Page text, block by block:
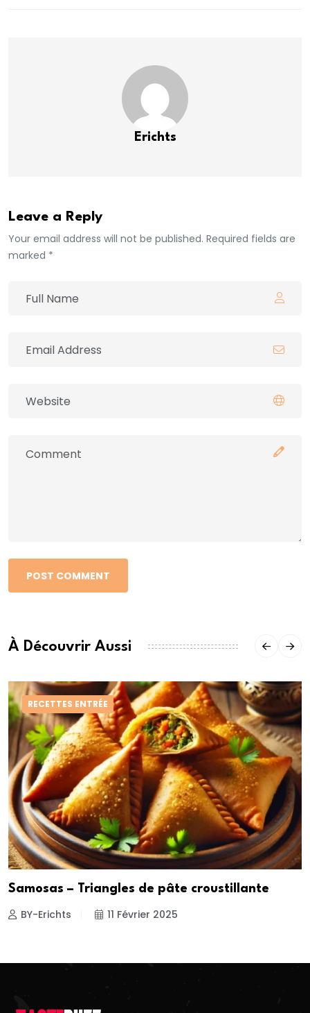
Erichts
Leave a Reply
Your email address will not be published. Required fields are
marked *
POST COMMENT
À Découvrir Aussi
RECETTES ENTRÉE
Samosas – Triangles de pâte croustillante
BY-Erichts 11 Février 2025